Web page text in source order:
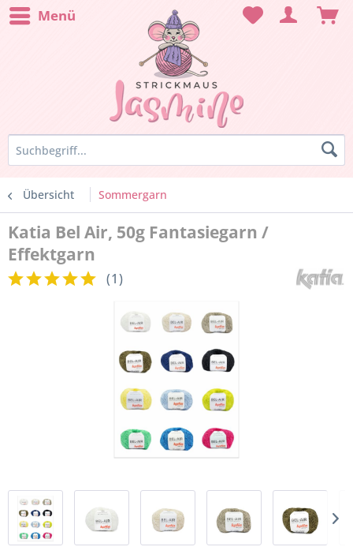
Menü
Übersicht Sommergarn
Katia Bel Air, 50g Fantasiegarn /
Effektgarn
(1)